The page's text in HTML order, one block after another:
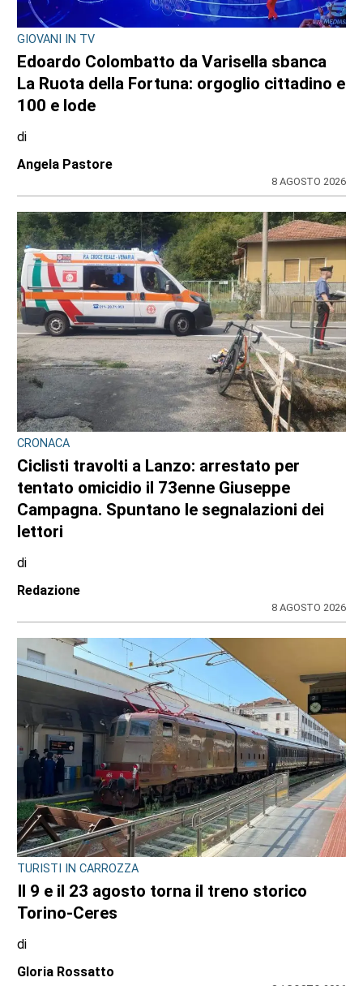
CONSIGLIO REGIONALE
Ambiente e conti pubblici al centro
dell’attività questa settimana in Consiglio
regionale
di
Redazione CRP
31 LUGLIO 2026
CONSIGLIO REGIONALE
A Palazzo Lascaris la mostra “Romano
Gazzera. Nel regno dei fiori giganti”
ULTIME NOTIZIE
L'INIZIATIVA CULTURALE NEL TERRITORIO
La biblioteca di Varisella rinasce con 600
nuovi libri: il primo corso a fine settembre
di